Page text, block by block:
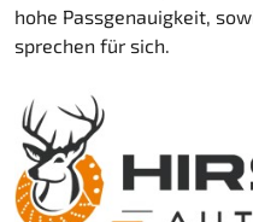
hohe Passgenauigkeit,
sprechen für sich.